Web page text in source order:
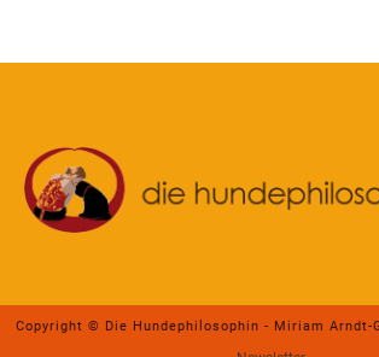
Copyright © Die Hundephilosophin - Miriam Arndt-